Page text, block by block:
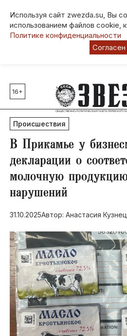
Используя сайт zwezda.su, Вы
использованием файлов cookie,
Политике конфиденциальности
Согласен
Главные темы
80 лет Победы
Молодежная столица РФ
СВО
Социальная поддержка
Инфраструктура
Благоустройство
16+
Происшествия
​В Прикамье у
декларации о
молочную
нарушений
31.10.2025Автор: Анастасия